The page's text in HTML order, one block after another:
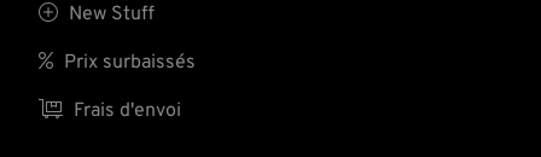
 New Stuff
 Prix surbaissés
 Frais d'envoi